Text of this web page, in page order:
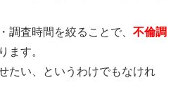
調査時間を絞ることで、 不倫調
ます。
たい、というわけでもなけれ